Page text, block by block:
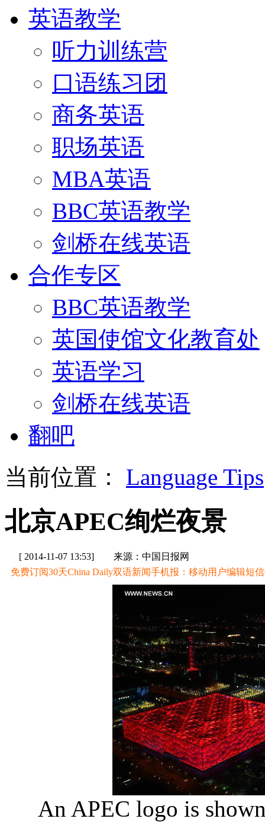
英语教学
听力训练营
口语练习团
商务英语
职场英语
MBA英语
BBC英语教学
剑桥在线英语
合作专区
BBC英语教学
英国使馆文化教育处
英语学习
剑桥在线英语
翻吧
当前位置： Language Tips
北京APEC绚烂夜景
[ 2014-11-07 13:53]
来源：中国日报网
免费订阅30天China Daily双语新闻手机报：移动用户编辑短信
An APEC logo is